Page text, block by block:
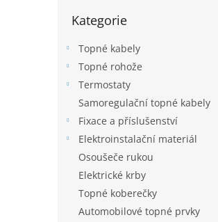
kategorie
Kategorie
Topné kabely
Topné rohože
Termostaty
Samoregulační topné kabely
Fixace a příslušenství
Elektroinstalační materiál
Osoušeče rukou
Elektrické krby
Topné koberečky
Automobilové topné prvky